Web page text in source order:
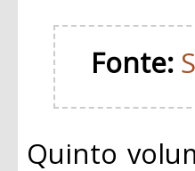
Fonte:
Quinto